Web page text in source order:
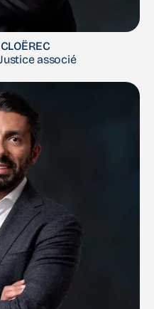
associé